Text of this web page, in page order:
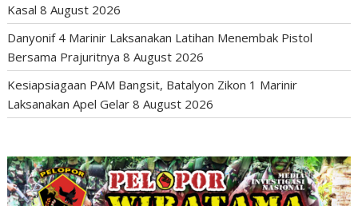
Kasal 8 August 2026
Danyonif 4 Marinir Laksanakan Latihan Menembak Pistol
Bersama Prajuritnya 8 August 2026
Kesiapsiagaan PAM Bangsit, Batalyon Zikon 1 Marinir
Laksanakan Apel Gelar 8 August 2026